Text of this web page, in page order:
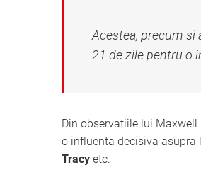
Acestea, precum si
21 de zile pentru o
Din observatiile lui
o influenta decisiva asupra
Tracy etc.